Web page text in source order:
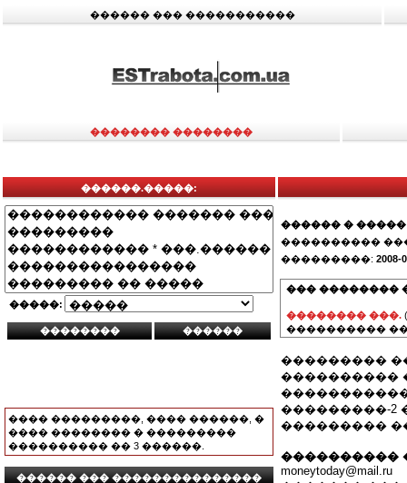
������ ��� �����������
�������� ��������
������.�����:
�����:
���� ���������, ���� ������, �
���� �������� � ���������
���������� �� 3 ������.
������ ��� ���������������
������ � �����
����������
���������: 2008-
��� ��������
�������� ���.
����������
���������
����������
���������-2
���������
����������
moneytoday@mail.ru